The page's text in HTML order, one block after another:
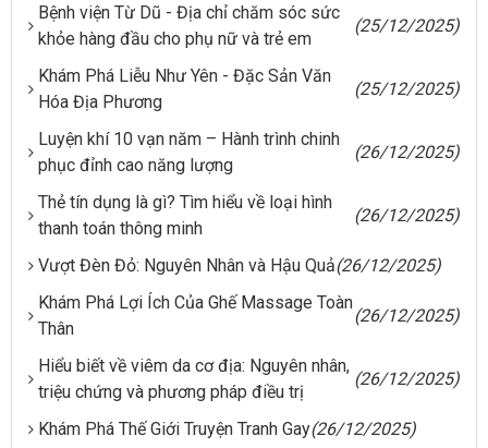
Bệnh viện Từ Dũ - Địa chỉ chăm sóc sức
khỏe hàng đầu cho phụ nữ và trẻ em
(25/12/2025)
Khám Phá Liễu Như Yên - Đặc Sản Văn
Hóa Địa Phương
(25/12/2025)
Luyện khí 10 vạn năm – Hành trình chinh
phục đỉnh cao năng lượng
(26/12/2025)
Thẻ tín dụng là gì? Tìm hiểu về loại hình
thanh toán thông minh
(26/12/2025)
Vượt Đèn Đỏ: Nguyên Nhân và Hậu Quả(26/12/2025)
Khám Phá Lợi Ích Của Ghế Massage Toàn
Thân
(26/12/2025)
Hiểu biết về viêm da cơ địa: Nguyên nhân,
triệu chứng và phương pháp điều trị
(26/12/2025)
Khám Phá Thế Giới Truyện Tranh Gay(26/12/2025)